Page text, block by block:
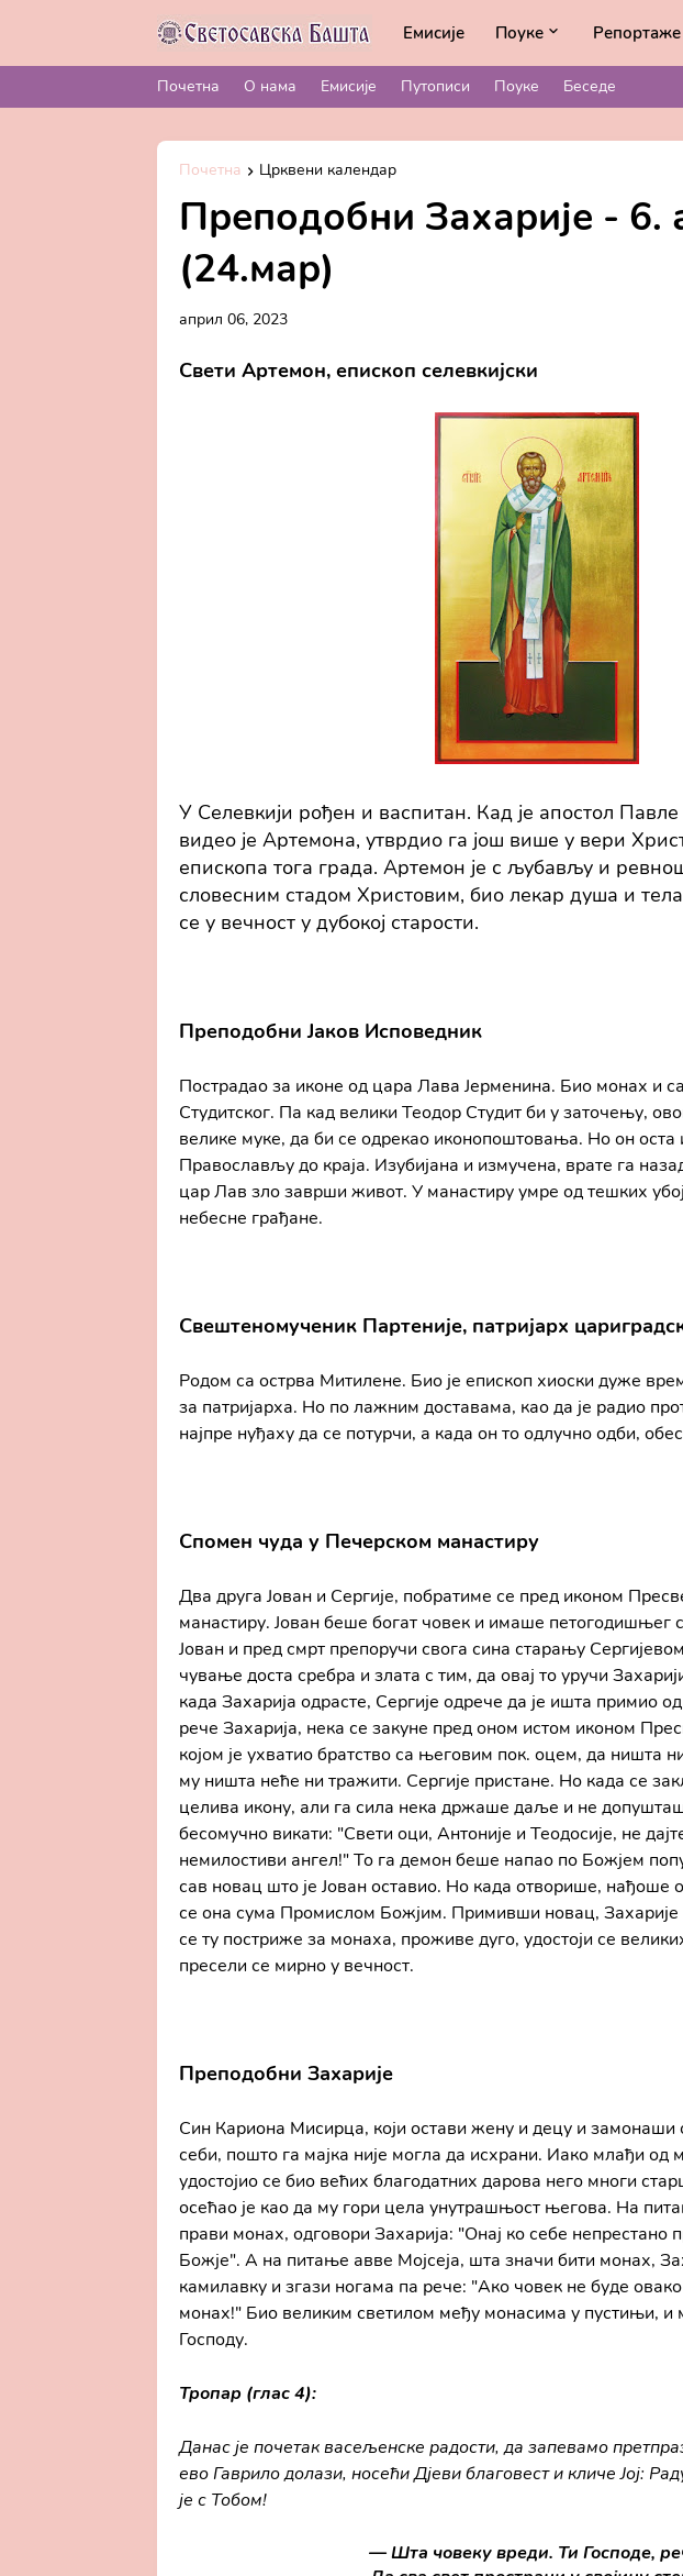
Емисије Поуке Репортаже
Почетна О нама Емисије Путописи Поуке Беседе
Почетна Црквени календар
Преподобни Захарије - 6.
(24.мар)
април 06, 2023
Свети Артемон, епископ селевкијски
У Селевкији рођен и васпитан. Кад је апостол Павле
видео је Артемона, утврдио га још више у вери
епископа тога града. Артемон је с љубављу и
словесним стадом Христовим, био лекар душа и
се у вечност у дубокој старости.
Преподобни Јаков Исповедник
Пострадао за иконе од цара Лава Јерменина. Био монах и
Студитског. Па кад велики Теодор Студит би у заточењу,
велике муке, да би се одрекао иконопоштовања. Но он оста
Православљу до краја. Изубијана и измучена, врате га
цар Лав зло заврши живот. У манастиру умре од тешких
небесне грађане.
Свештеномученик Партеније, патријарх
Родом са острва Митилене. Био је епископ хиоски дуже
за патријарха. Но по лажним доставама, као да је радио
најпре нуђаху да се потурчи, а када он то одлучно одби,
Спомен чуда у Печерском манастиру
Два друга Јован и Сергије, побратиме се пред иконом
манастиру. Јован беше богат човек и имаше петогодишњег
Јован и пред смрт препоручи свога сина старању
чување доста сребра и злата с тим, да овај то уручи
када Захарија одрасте, Сергије одрече да је ишта примио
рече Захарија, нека се закуне пред оном истом иконом
којом је ухватио братство са његовим пок. оцем, да ништа
му ништа неће ни тражити. Сергије пристане. Но када се
целива икону, али га сила нека држаше даље и не
бесомучно викати: "Свети оци, Антоније и Теодосије, не
немилостиви ангел!" То га демон беше напао по Божјем
сав новац што је Јован оставио. Но када отворише, нађоше
се она сума Промислом Божјим. Примивши новац, Захарије
се ту постриже за монаха, проживе дуго, удостоји се
пресели се мирно у вечност.
Преподобни Захарије
Син Кариона Мисирца, који остави жену и децу и замонаши
себи, пошто га мајка није могла да исхрани. Иако млађи од
удостојио се био већих благодатних дарова него многи
осећао је као да му гори цела унутрашњост његова. На
прави монах, одговори Захарија: "Онај ко себе непрестано
Божје". А на питање авве Мојсеја, шта значи бити монах,
камилавку и згази ногама па рече: "Ако човек не буде
монах!" Био великим светилом међу монасима у пустињи, и
Господу.
Тропар (глас 4):
Данас je почетак васељенске радости, да запевамо
ево Гаврило долази, носећи Дјеви благовест и кличе Јој:
је с Тобом!
— Шта човеку вреди. Ти Господе,